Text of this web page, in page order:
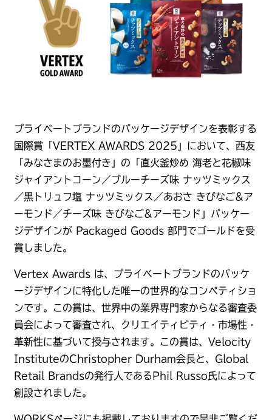
プライベートブランドのパッケージデザインを表彰する
国際賞「VERTEX AWARDS 2025」において、西友
「みなさまのお墨付き」の「直火釜炒め 海老と花椒味
ジャイアントコーン／ブルーチーズ味 ナッツミックス
／黒トリュフ塩 ナッツミックス／あおさ きびなご&ア
ーモンド／チーズ味 きびなご&アーモンド」パッケー
ジデザインが Packaged Goods 部門でゴールドを受
賞しました。
Vertex Awards は、プライベートブランドのパッケ
ージデザインに特化した唯一の世界的なコンペティショ
ンです。この賞は、世界中の業界専門家からなる審査委
員会によって審査され、クリエイティビティ・市場性・
革新性に基づいて授与されます。この賞は、Velocity
InstituteのChristopher Durham会長と、Global
Retail Brandsの発行人であるPhil Russo氏によって
創設されました。